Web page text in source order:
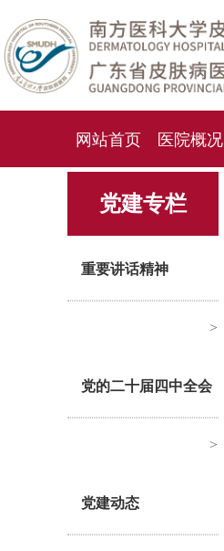
网站首页 医院概况
化妆品检测中心
党建专栏
重要讲话精神
>
党的二十届四中全会
>
党建动态